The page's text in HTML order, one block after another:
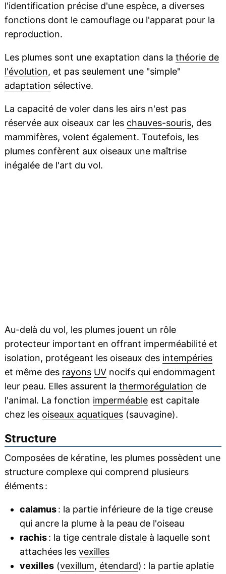
l'identification précise d'une espèce, a diverses
fonctions dont le camouflage ou l'apparat pour la
reproduction.
Les plumes sont une exaptation dans la théorie de
l'évolution, et pas seulement une "simple"
adaptation sélective.
La capacité de voler dans les airs n'est pas
réservée aux oiseaux car les chauves-souris, des
mammifères, volent également. Toutefois, les
plumes confèrent aux oiseaux une maîtrise
inégalée de l'art du vol.
Au-delà du vol, les plumes jouent un rôle
protecteur important en offrant imperméabilité et
isolation, protégeant les oiseaux des intempéries
et même des rayons UVnocifs qui endommagent
leur peau. Elles assurent la thermorégulation de
l'animal. La fonction imperméableest capitale
chez les oiseaux aquatiques(sauvagine).
Structure
Composées de kératine, les plumes possèdent une
structure complexe qui comprend plusieurs
éléments :
calamus: la partie inférieure de la tige creuse
qui ancre la plume à la peau de l'oiseau
rachis: la tige centrale distaleà laquelle sont
attachées les vexilles
vexilles(vexillum, étendard) : la partie aplatie